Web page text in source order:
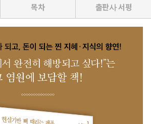
목차 출판사 서평